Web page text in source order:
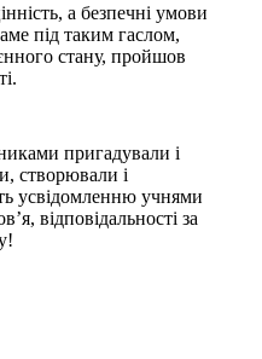
а безпечні умови
під таким гаслом,
стану, пройшов
пригадували і
створювали і
усвідомленню учнями
відповідальності за